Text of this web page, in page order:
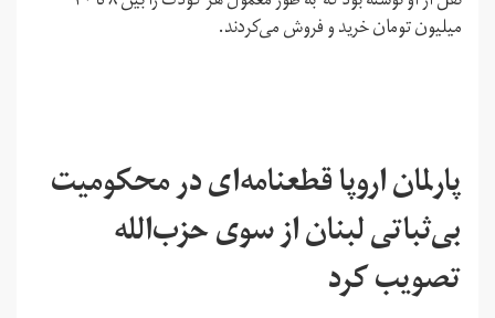
میلیون تومان خرید و فروش می‌‌‌کردند.
پارلمان اروپا قطعنامه‌ای در محکومیت
بی‌ثباتی لبنان از سوی حزب‌الله
تصویب کرد